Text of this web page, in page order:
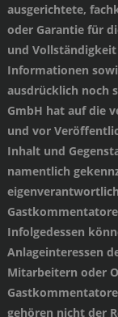
ausgerichtete,
oder Garantie für
und
Informationen
ausdrücklich noch
GmbH hat auf die
und vor
Inhalt und
namentlich
Infolgedessen
Anlageinteressen
Mitarbeitern oder
gehören nicht der